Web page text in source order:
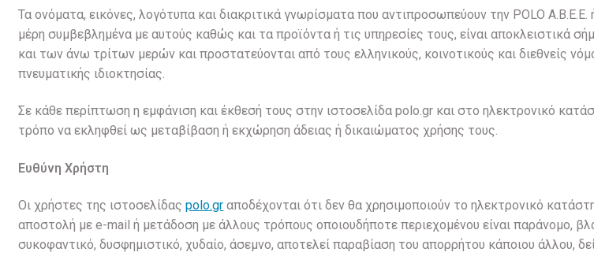
Τα ονόματα, εικόνες, λογότυπα και διακριτικά γνωρίσματα που αντιπροσωπεύουν την POLO
μέρη συμβεβλημένα με αυτούς καθώς και τα προϊόντα ή τις υπηρεσίες τους, είναι αποκλειστικά
και των άνω τρίτων μερών και προστατεύονται από τους ελληνικούς, κοινοτικούς και διεθνείς
πνευματικής ιδιοκτησίας.
Σε κάθε περίπτωση η εμφάνιση και έκθεσή τους στην ιστοσελίδα polo.gr και στο ηλεκτρονικό
τρόπο να εκληφθεί ως μεταβίβαση ή εκχώρηση άδειας ή δικαιώματος χρήσης τους.
Ευθύνη Χρήστη
Οι χρήστες της ιστοσελίδαςpolo.gr αποδέχονται ότι δεν θα χρησιμοποιούν το ηλεκτρονικό
αποστολή με e-mail ή μετάδοση με άλλους τρόπους οποιουδήποτε περιεχομένου είναι παράνομο,
συκοφαντικό, δυσφημιστικό, χυδαίο, άσεμνο, αποτελεί παραβίαση του απορρήτου κάποιου άλλου,